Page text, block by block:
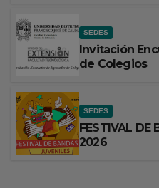
SEDES
Invitación
de Colegios
SEDES
FESTIVAL DE
2026